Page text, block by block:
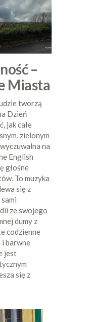
–
Miasta
tworzą
Dzień
jak całe
zielonym
na
English
głośne
To muzyka
się z
ze swojego
dumy z
codzienne
i barwne
jest
się z